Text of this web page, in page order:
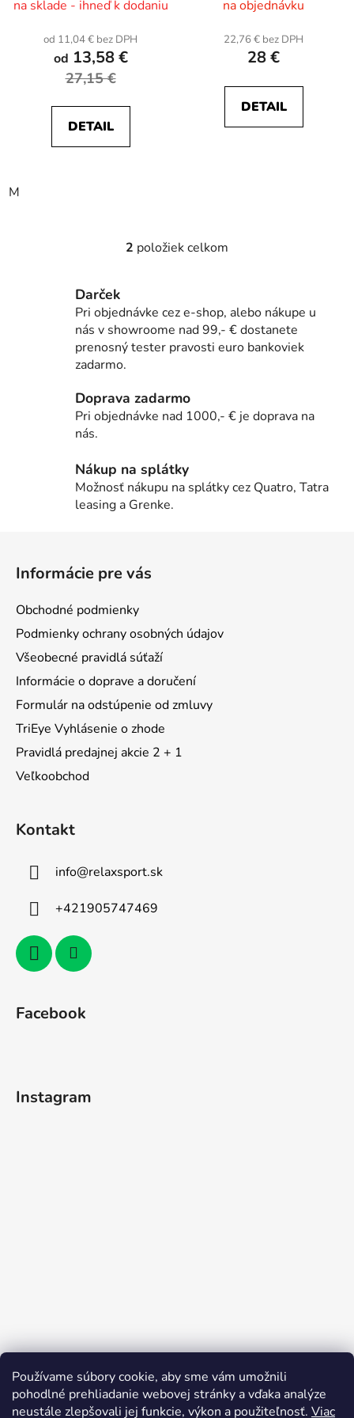
Používame súbory cookie, aby sme vám umožnili
pohodlné prehliadanie webovej stránky a vďaka analýze
neustále zlepšovali jej funkcie, výkon a použiteľnosť. Viac
kna sklade - ihneď k dodaniu
od 11,04 € bez DPH
od 13,58 €
27,15 €
DETAIL
M
na objednávku
22,76 € bez DPH
28 €
DETAIL
O
á
d
a
e
p
k
y
v
2 položiek celkom
Darček
Pri objednávke cez e-shop, alebo nákupe u
nás v showroome nad 99,- € dostanete
prenosný tester pravosti euro bankoviek
zadarmo.
Doprava zadarmo
Pri objednávke nad 1000,- € je doprava na
nás.
Nákup na splátky
Možnosť nákupu na splátky cez Quatro, Tatra
leasing a Grenke.
Informácie pre vás
Obchodné podmienky
Podmienky ochrany osobných údajov
Všeobecné pravidlá súťaží
Informácie o doprave a doručení
Formulár na odstúpenie od zmluvy
TriEye Vyhlásenie o zhode
Pravidlá predajnej akcie 2 + 1
Veľkoobchod
Kontakt
info@relaxsport.sk
+421905747469
Facebook
Instagram
Sledovať na Instagrame